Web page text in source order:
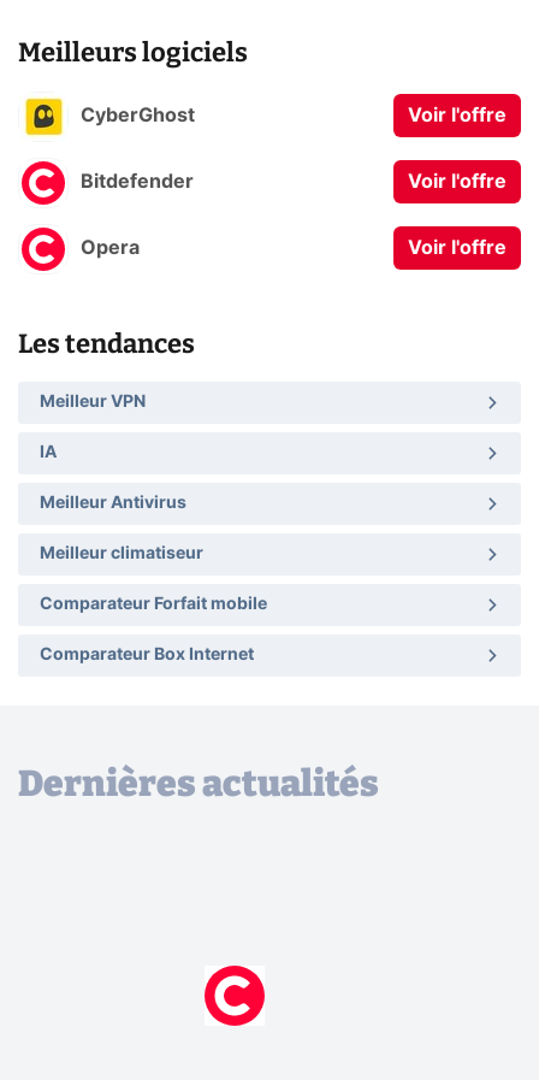
Meilleurs logiciels
CyberGhost Voir l'offre
Bitdefender Voir l'offre
Opera Voir l'offre
Les tendances
Meilleur VPN
IA
Meilleur Antivirus
Meilleur climatiseur
Comparateur Forfait mobile
Comparateur Box Internet
Dernières actualités